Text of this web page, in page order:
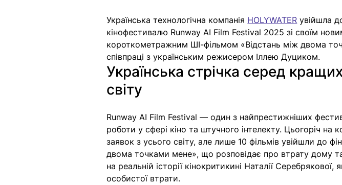
Українська технологічна компанія HOLYWATER увійшла
кінофестивалю Runway AI Film Festival 2025 зі своїм
короткометражним ШІ-фільмом «Відстань між двома
співпраці з українським режисером Іллею Дуциком.
Українська стрічка серед
світу
Runway AI Film Festival — один з найпрестижніших
роботи у сфері кіно та штучного інтелекту. Цьогоріч на
заявок з усього світу, але лише 10 фільмів увійшли до
двома точками мене», що розповідає про втрату дому
на реальній історії кінокритикині Наталії
особистої втрати.